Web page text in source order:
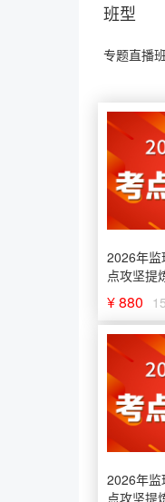
班型
专题直播
2026年监
点攻坚提
¥ 880
2026年监
点攻坚提